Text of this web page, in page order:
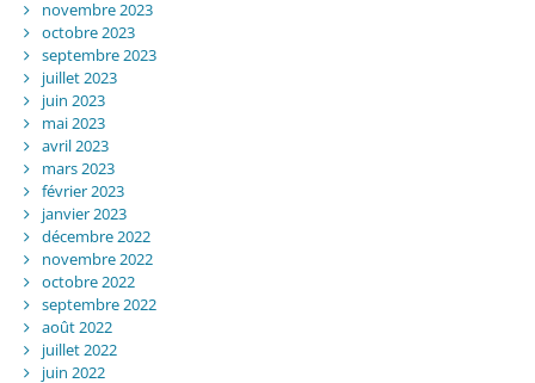
novembre 2023
octobre 2023
septembre 2023
juillet 2023
juin 2023
mai 2023
avril 2023
mars 2023
février 2023
janvier 2023
décembre 2022
novembre 2022
octobre 2022
septembre 2022
août 2022
juillet 2022
juin 2022